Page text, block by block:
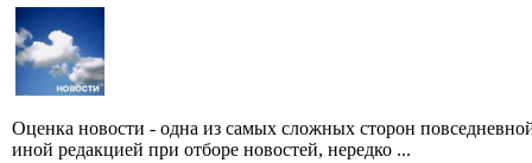
Оценка новости - одна из самых сложных сторон
иной редакцией при отборе новостей, нередко ...